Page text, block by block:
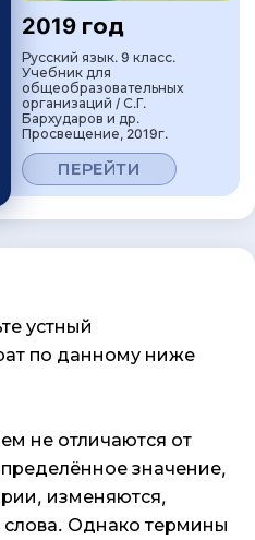
2019 год
Русский язык. 9 класс.
Учебник для
общеобразовательных
организаций / С.Г.
Бархударов и др.
Просвещение, 2019г.
ПЕРЕЙТИ
устный
по данному ниже
не отличаются от
значение,
изменяются,
слова. Однако термины